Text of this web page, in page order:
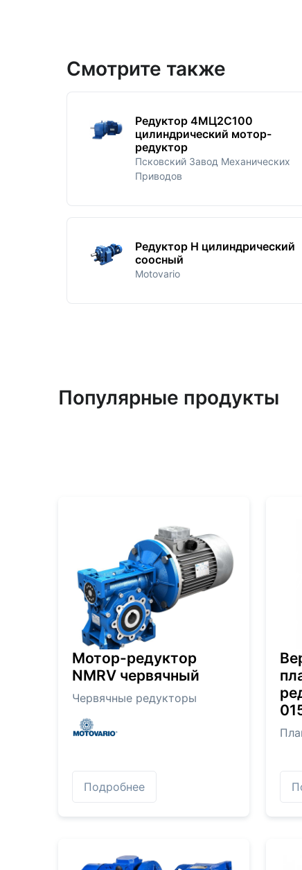
Смотрите также
Редуктор 4МЦ2С100
цилиндрический мотор-
редуктор
Псковский Завод Механических
Приводов
Редуктор H цилиндрический
соосный
Motovario
Популярные продукты
Мотор-редуктор
NMRV червячный
Червячные редукторы
Подробнее